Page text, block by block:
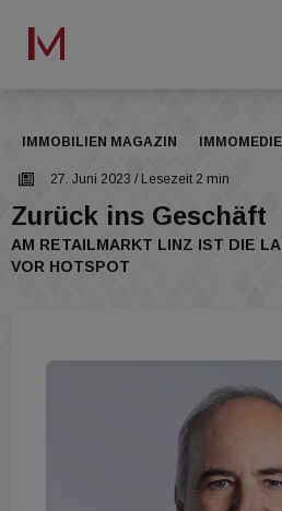
IMMOBILIEN MAGAZIN
27. Juni 2023 / Lesezeit 2 min
Zurück ins Geschäft
AM RETAILMARKT LINZ IST DIE
OR HOTSPOT